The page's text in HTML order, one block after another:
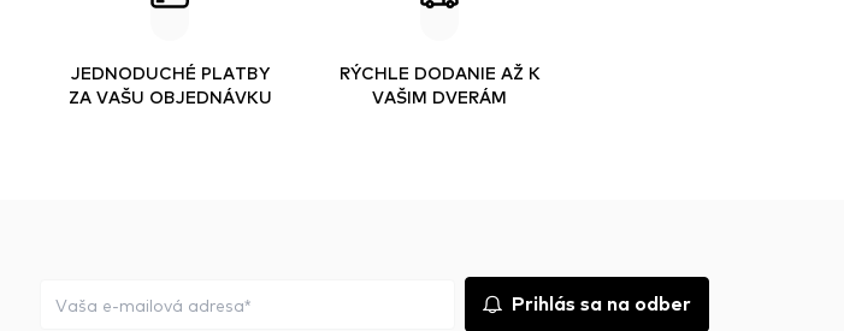
JEDNODUCHÉ PLATBY
ZA VAŠU OBJEDNÁVKU
RÝCHLE DODANIE AŽ K
VAŠIM DVERÁM
Prihlás sa na odber